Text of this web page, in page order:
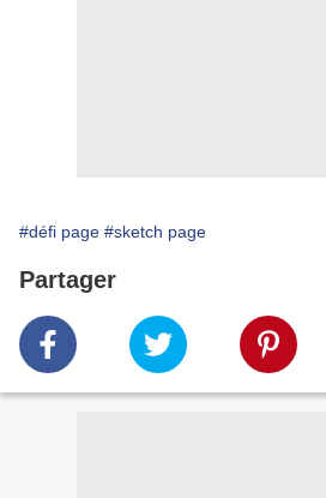
#défi page #sketch page
Partager